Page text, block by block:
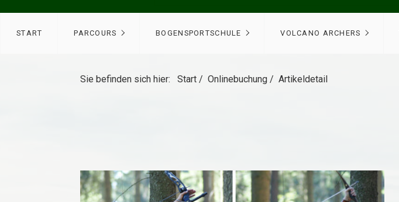
START PARCOURS BOGENSPORTSCHULE VOLCANO ARCHERS
Sie befinden sich hier: Start / Onlinebuchung / Artikeldetail